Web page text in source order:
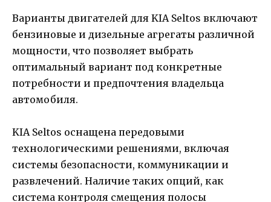
Варианты двигателей для KIA Seltos включают
бензиновые и дизельные агрегаты различной
мощности, что позволяет выбрать
оптимальный вариант под конкретные
потребности и предпочтения владельца
автомобиля.
KIA Seltos оснащена передовыми
технологическими решениями, включая
системы безопасности, коммуникации и
развлечений. Наличие таких опций, как
система контроля смещения полосы